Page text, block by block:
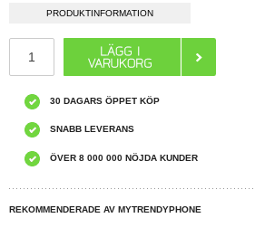
PRODUKTINFORMATION
30 DAGARS ÖPPET KÖP
SNABB LEVERANS
ÖVER 8 000 000 NÖJDA KUNDER
REKOMMENDERADE AV MYTRENDYPHONE